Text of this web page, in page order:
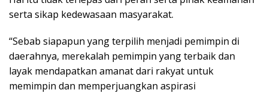
serta sikap kedewasaan masyarakat.
“Sebab siapapun yang terpilih menjadi pemimpin di
daerahnya, merekalah pemimpin yang terbaik dan
layak mendapatkan amanat dari rakyat untuk
memimpin dan memperjuangkan aspirasi